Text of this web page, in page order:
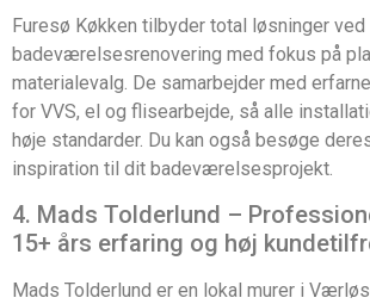
Furesø Køkken tilbyder total løsninger ved
badeværelsesrenovering med fokus på
materialevalg. De samarbejder med
for VVS, el og flisearbejde, så alle
høje standarder. Du kan også besøge
inspiration til dit badeværelsesprojekt.
4. Mads Tolderlund –
15+ års erfaring og høj
Mads Tolderlund er en lokal murer i